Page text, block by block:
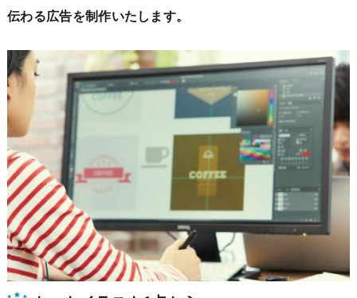
伝わる広告を制作いたします。